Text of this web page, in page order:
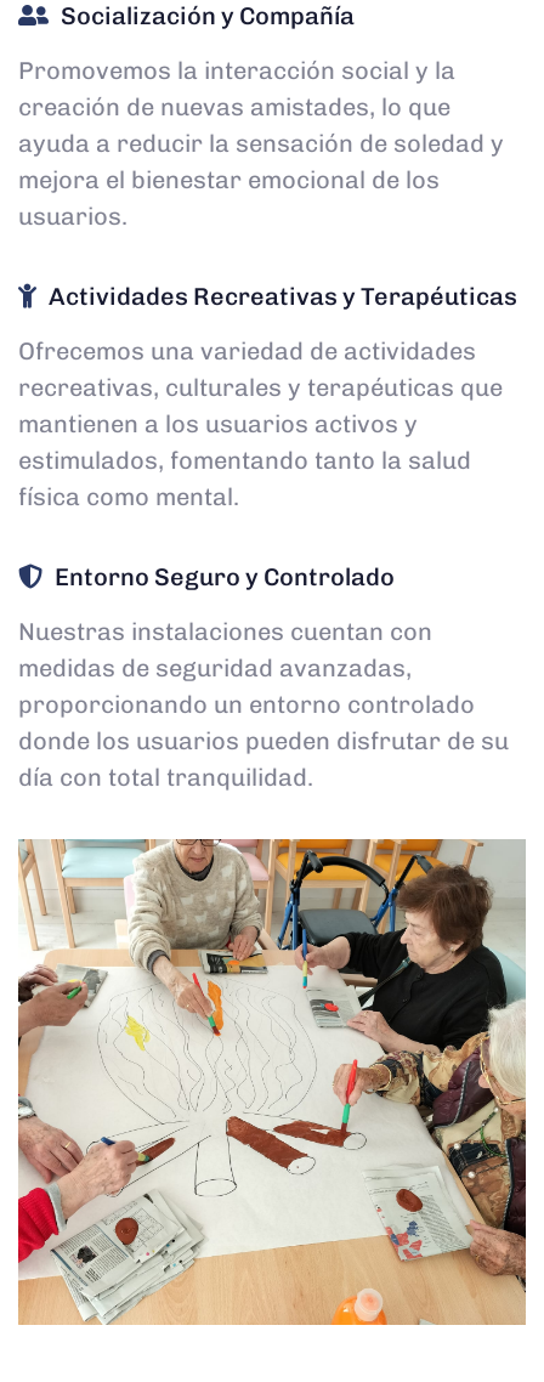
Socialización y Compañía
Promovemos la interacción social y la
creación de nuevas amistades, lo que
ayuda a reducir la sensación de soledad y
mejora el bienestar emocional de los
usuarios.
Actividades Recreativas y Terapéuticas
Ofrecemos una variedad de actividades
recreativas, culturales y terapéuticas que
mantienen a los usuarios activos y
estimulados, fomentando tanto la salud
física como mental.
Entorno Seguro y Controlado
Nuestras instalaciones cuentan con
medidas de seguridad avanzadas,
proporcionando un entorno controlado
donde los usuarios pueden disfrutar de su
día con total tranquilidad.